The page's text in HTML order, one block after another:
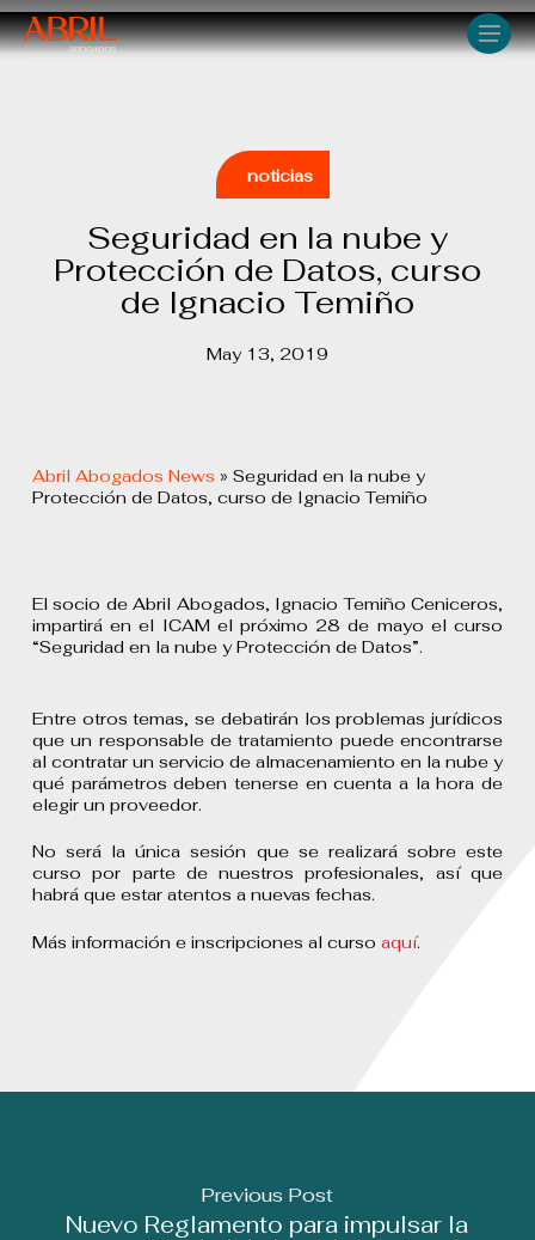
Skip
to
main
Menu
noticias
Seguridad en la nube y
Protección de Datos, curso
de Ignacio Temiño
May 13, 2019
Abril Abogados News » Seguridad en la nube y
Protección de Datos, curso de Ignacio Temiño
El socio de Abril Abogados, Ignacio Temiño Ceniceros,
impartirá en el ICAM el próximo 28 de mayo el curso
“Seguridad en la nube y Protección de Datos”.
Entre otros temas, se debatirán los problemas jurídicos
que un responsable de tratamiento puede encontrarse
al contratar un servicio de almacenamiento en la nube y
qué parámetros deben tenerse en cuenta a la hora de
elegir un proveedor.
No será la única sesión que se realizará sobre este
curso por parte de nuestros profesionales, así que
habrá que estar atentos a nuevas fechas.
Más información e inscripciones al curso aquí.
Previous Post
Nuevo Reglamento para impulsar la